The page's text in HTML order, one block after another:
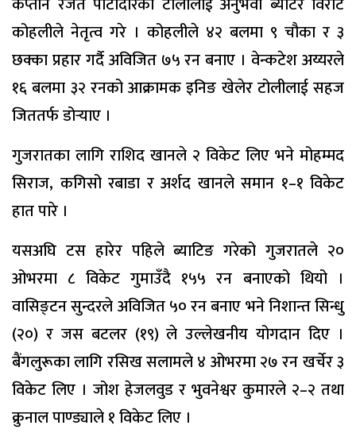
कोहलीले नेतृत्व गरे । कोहलीले ४२ बलमा ९ चौका र ३
छक्का प्रहार गर्दै अविजित ७५ रन बनाए । वेन्कटेश अय्यरले
१६ बलमा ३२ रनको आक्रामक इनिङ खेलेर टोलीलाई सहज
जिततर्फ डोर्‍याए ।
गुजरातका लागि राशिद खानले २ विकेट लिए भने मोहम्मद
सिराज, कगिसो रबाडा र अर्शद खानले समान १–१ विकेट
हात पारे ।
यसअघि टस हारेर पहिले ब्याटिङ गरेको गुजरातले २०
ओभरमा ८ विकेट गुमाउँदै १५५ रन बनाएको थियो ।
वासिङ्टन सुन्दरले अविजित ५० रन बनाए भने निशान्त सिन्धु
(२०) र जस बटलर (१९) ले उल्लेखनीय योगदान दिए ।
बैंगलुरूका लागि रसिख सलामले ४ ओभरमा २७ रन खर्चेर ३
विकेट लिए । जोश हेजलवुड र भुवनेश्वर कुमारले २–२ तथा
क्रुनाल पाण्ड्याले १ विकेट लिए ।